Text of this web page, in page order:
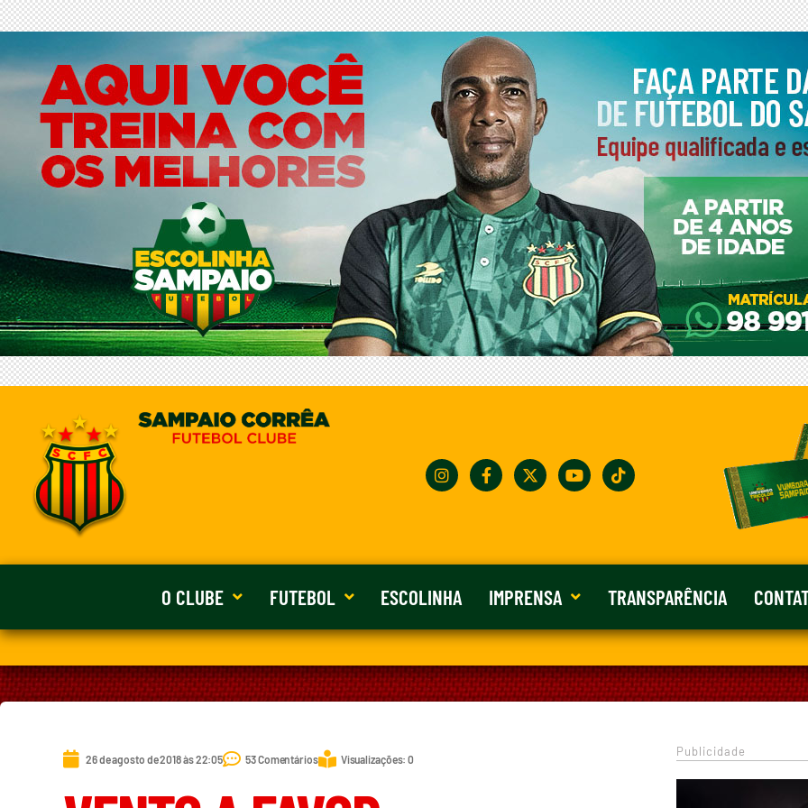
O CLUBE FUTEBOL ESCOLINHA IMPRENSA TRANSPARÊNCIA
26 de agosto de 2018 às 22:05 53 Comentários Visualizações: 0
Publicidade